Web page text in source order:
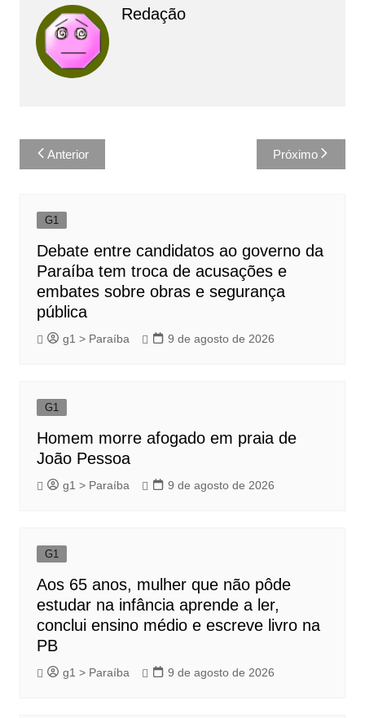
Redação
Navegação
de
Anterior Próximo
G1
Debate entre candidatos ao governo da
Paraíba tem troca de acusações e
embates sobre obras e segurança
pública
g1 > Paraíba 9 de agosto de 2026
G1
Homem morre afogado em praia de
João Pessoa
g1 > Paraíba 9 de agosto de 2026
G1
Aos 65 anos, mulher que não pôde
estudar na infância aprende a ler,
conclui ensino médio e escreve livro na
PB
g1 > Paraíba 9 de agosto de 2026